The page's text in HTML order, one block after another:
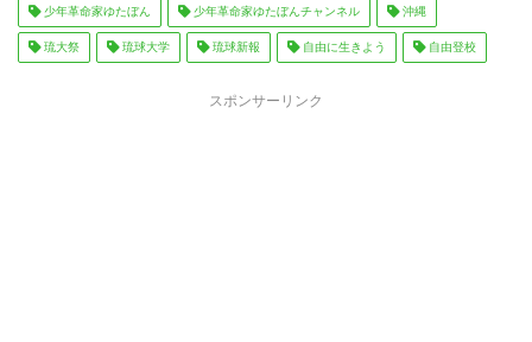
少年革命家ゆたぼん 少年革命家ゆたぼんチャンネル 沖縄
琉大祭 琉球大学 琉球新報 自由に生きよう 自由登校
スポンサーリンク